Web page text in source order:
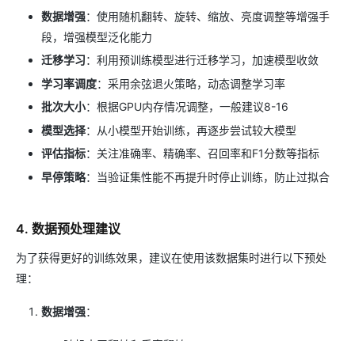
数据增强：使用随机翻转、旋转、缩放、亮度调整等增强手
段，增强模型泛化能力
迁移学习：利用预训练模型进行迁移学习，加速模型收敛
学习率调度：采用余弦退火策略，动态调整学习率
批次大小：根据GPU内存情况调整，一般建议8-16
模型选择：从小模型开始训练，再逐步尝试较大模型
评估指标：关注准确率、精确率、召回率和F1分数等指标
早停策略：当验证集性能不再提升时停止训练，防止过拟合
4. 数据预处理建议
为了获得更好的训练效果，建议在使用该数据集时进行以下预处
理：
数据增强：